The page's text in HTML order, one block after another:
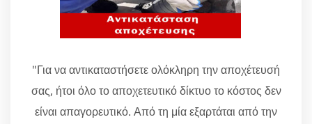
"Για να αντικαταστήσετε ολόκληρη την αποχέτευσή
σας, ήτοι όλο το αποχετευτικό δίκτυο το κόστος δεν
είναι απαγορευτικό. Από τη μία εξαρτάται από την